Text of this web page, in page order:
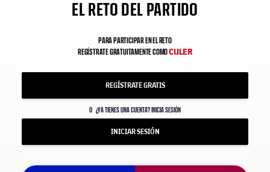
EL RETO DEL PARTIDO
PARA PARTICIPAR EN EL RETO
REGÍSTRATE GRATUITAMENTE COMOCULER
REGÍSTRATE GRATIS
O ¿YA TIENES UNA CUENTA? INICIA SESIÓN
INICIAR SESIÓN